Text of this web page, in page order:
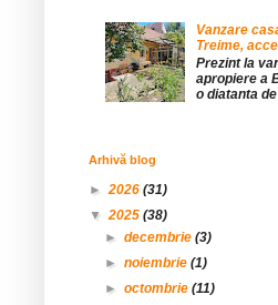
Vanzare
Treime,
Prezint la
apropiere a
o diatanta
Arhivă blog
►2026 (31)
▼2025 (38)
►decembrie(3)
►noiembrie(1)
►octombrie(11)